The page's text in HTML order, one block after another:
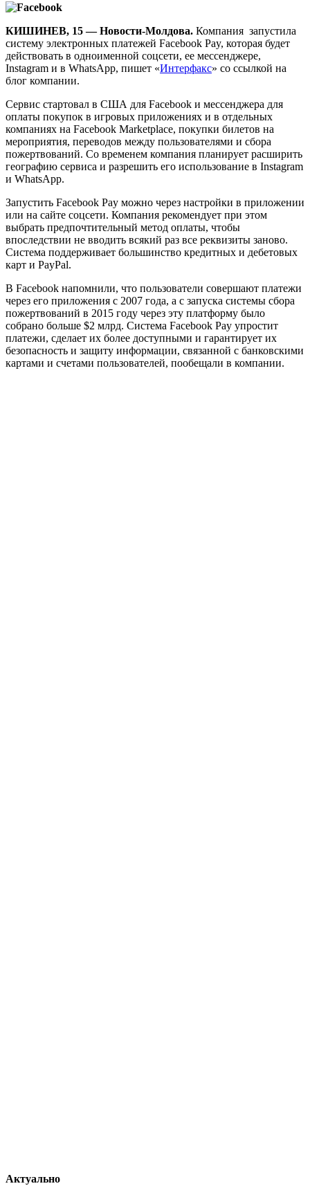
КИШИНЕВ, 15 — Новости-Молдова. Компания запустила
систему электронных платежей Facebook Pay, которая будет
действовать в одноименной соцсети, ее мессенджере,
Instagram и в WhatsApp, пишет «Интерфакс» со ссылкой на
блог компании.
Сервис стартовал в США для Facebook и мессенджера для
оплаты покупок в игровых приложениях и в отдельных
компаниях на Facebook Marketplace, покупки билетов на
мероприятия, переводов между пользователями и сбора
пожертвований. Со временем компания планирует расширить
географию сервиса и разрешить его использование в Instagram
и WhatsApp.
Запустить Facebook Pay можно через настройки в приложении
или на сайте соцсети. Компания рекомендует при этом
выбрать предпочтительный метод оплаты, чтобы
впоследствии не вводить всякий раз все реквизиты заново.
Система поддерживает большинство кредитных и дебетовых
карт и PayPal.
В Facebook напомнили, что пользователи совершают платежи
через его приложения с 2007 года, а с запуска системы сбора
пожертвований в 2015 году через эту платформу было
собрано больше $2 млрд. Система Facebook Pay упростит
платежи, сделает их более доступными и гарантирует их
безопасность и защиту информации, связанной с банковскими
картами и счетами пользователей, пообещали в компании.
Актуально